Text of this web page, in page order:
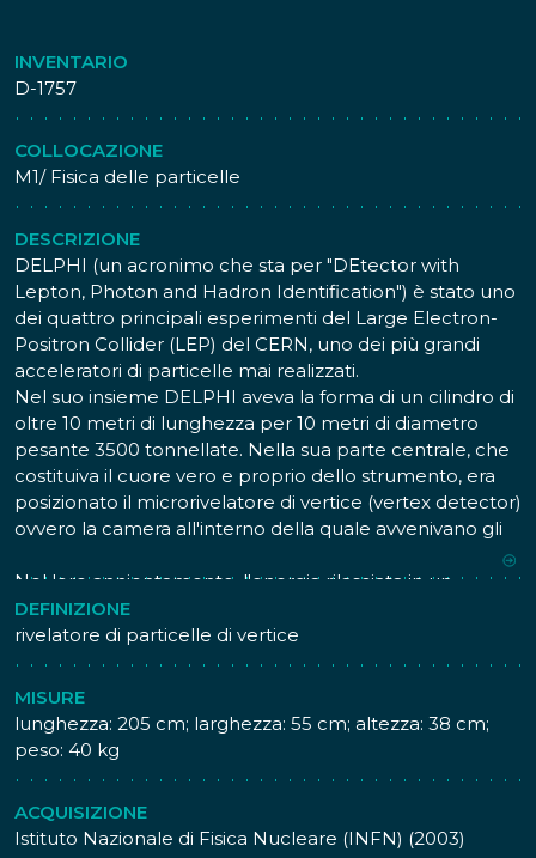
INVENTARIO
D-1757
COLLOCAZIONE
M1/ Fisica delle particelle
DESCRIZIONE
DELPHI (un acronimo che sta per "DEtector with
Lepton, Photon and Hadron Identification") è stato uno
dei quattro principali esperimenti del Large Electron-
Positron Collider (LEP) del CERN, uno dei più grandi
acceleratori di particelle mai realizzati.
Nel suo insieme DELPHI aveva la forma di un cilindro di
oltre 10 metri di lunghezza per 10 metri di diametro
pesante 3500 tonnellate. Nella sua parte centrale, che
costituiva il cuore vero e proprio dello strumento, era
posizionato il microrivelatore di vertice (vertex detector)
ovvero la camera all'interno della quale avvenivano gli
urti fra le particelle che erano state accelerate dal LEP.
Nel loro annientamento, l'energia rilasciata in un
piccolo volume era paragonabile a quella che esisteva
nell'Universo immediatamente dopo il Big Bang ovvero
una frazione di secondo dopo la sua creazione.
Grazie a quanto predetto dalla teoria della relatività di
Einstein, questa energia si poteva convertire in materia,
e quindi, in particelle diverse da quelle di partenza. I
prodotti della collisione si propagavano in tutte le
appositamente progettati posizionati tutt'attorno al
rivelatore; grazie a questi era possibile identificare le
DEFINIZIONE
rivelatore di particelle di vertice
MISURE
lunghezza: 205 cm; larghezza: 55 cm; altezza: 38 cm;
peso: 40 kg
ACQUISIZIONE
Istituto Nazionale di Fisica Nucleare (INFN) (2003)